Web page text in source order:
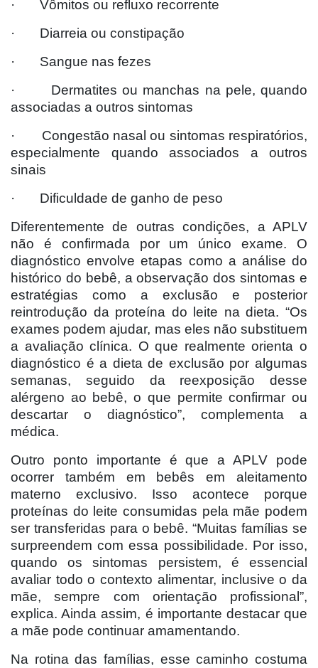
· Vômitos ou refluxo recorrente
· Diarreia ou constipação
· Sangue nas fezes
· Dermatites ou manchas na pele, quando
associadas a outros sintomas
· Congestão nasal ou sintomas respiratórios,
especialmente quando associados a outros
sinais
· Dificuldade de ganho de peso
Diferentemente de outras condições, a APLV
não é confirmada por um único exame. O
diagnóstico envolve etapas como a análise do
histórico do bebê, a observação dos sintomas e
estratégias como a exclusão e posterior
reintrodução da proteína do leite na dieta. “Os
exames podem ajudar, mas eles não substituem
a avaliação clínica. O que realmente orienta o
diagnóstico é a dieta de exclusão por algumas
semanas, seguido da reexposição desse
alérgeno ao bebê, o que permite confirmar ou
descartar o diagnóstico”, complementa a
médica.
Outro ponto importante é que a APLV pode
ocorrer também em bebês em aleitamento
materno exclusivo. Isso acontece porque
proteínas do leite consumidas pela mãe podem
ser transferidas para o bebê. “Muitas famílias se
surpreendem com essa possibilidade. Por isso,
quando os sintomas persistem, é essencial
avaliar todo o contexto alimentar, inclusive o da
mãe, sempre com orientação profissional”,
explica. Ainda assim, é importante destacar que
a mãe pode continuar amamentando.
Na rotina das famílias, esse caminho costuma